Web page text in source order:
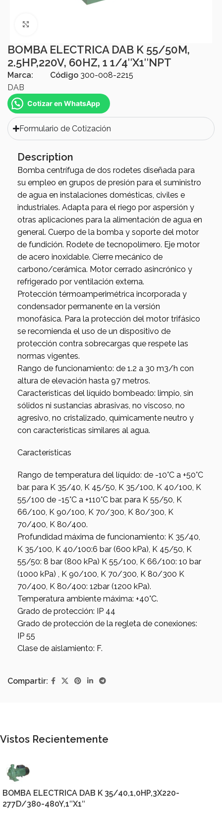
BOMBA ELECTRICA DAB K 55/50M,
2.5HP,220V, 60HZ, 1 1/4″X1″NPT
Marca:
DAB
Código 300-008-2215
Cotizar en WhatsApp
Formulario de Cotización
Description
Bomba centrífuga de dos rodetes diseñada para
su empleo en grupos de presión para el suministro
de agua en instalaciones domésticas, civiles e
industriales. Adapta para el riego por aspersión y
otras aplicaciones para la alimentación de agua en
general. Cuerpo de la bomba y soporte del motor
de fundición. Rodete de tecnopolímero. Eje motor
de acero inoxidable. Cierre mecánico de
carbono/cerámica. Motor cerrado asincrónico y
refrigerado por ventilación externa.
Protección térmoamperimétrica incorporada y
condensador permanente en la versión
monofásica. Para la protección del motor trifásico
se recomienda el uso de un dispositivo de
protección contra sobrecargas que respete las
normas vigentes.
Rango de funcionamiento: de 1.2 a 30 m3/h con
altura de elevación hasta 97 metros.
Características del líquido bombeado: limpio, sin
sólidos ni sustancias abrasivas, no viscoso, no
agresivo, no cristalizado, químicamente neutro y
con características similares al agua.
Características
Rango de temperatura del líquido: de -10°C a +50°C
bar. para K 35/40, K 45/50, K 35/100, K 40/100, K
55/100 de -15°C a +110°C bar. para K 55/50, K
66/100, K 90/100, K 70/300, K 80/300, K
70/400, K 80/400.
Profundidad máxima de funcionamiento: K 35/40,
K 35/100, K 40/100:6 bar (600 kPa), K 45/50, K
55/50: 8 bar (800 kPa) K 55/100, K 66/100: 10 bar
(1000 kPa) , K 90/100, K 70/300, K 80/300 K
70/400, K 80/400: 12bar (1200 kPa).
Temperatura ambiente máxima: +40°C.
Grado de protección: IP 44
Grado de protección de la regleta de conexiones:
IP 55
Clase de aislamiento: F.
Compartir:
Vistos Recientemente
BOMBA ELECTRICA DAB K 35/40,1,0HP,3X220-
277D/380-480Y,1″X1″